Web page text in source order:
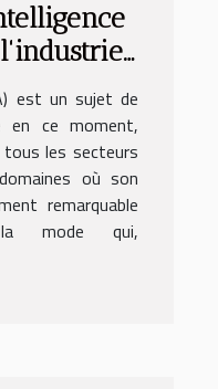
est un sujet de
en ce moment,
tous les secteurs
où son
remarquable
mode qui,